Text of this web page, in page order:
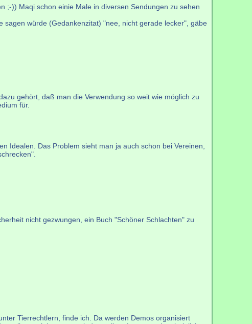
;-)) Maqi schon einie Male in diversen Sendungen zu sehen
würde (Gedankenzitat) "nee, nicht gerade lecker", gäbe
gehört, daß man die Verwendung so weit wie möglich zu
für.
Idealen. Das Problem sieht man ja auch schon bei Vereinen,
nicht gezwungen, ein Buch "Schöner Schlachten" zu
Tierrechtlern, finde ich. Da werden Demos organisiert